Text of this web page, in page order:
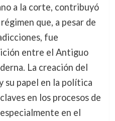
a la corte, contribuyó
que, a pesar de
fue
entre el Antiguo
La creación del
su papel en la política
en los procesos de
en el